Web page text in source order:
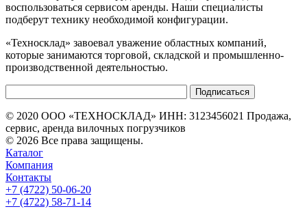
воспользоваться сервисом аренды. Наши специалисты
подберут технику необходимой конфигурации.
«Техносклад» завоевал уважение областных компаний,
которые занимаются торговой, складской и промышленно-
производственной деятельностью.
© 2020 ООО «ТЕХНОСКЛАД» ИНН: 3123456021 Продажа,
сервис, аренда вилочных погрузчиков
© 2026 Все права защищены.
Каталог
Компания
Контакты
+7 (4722) 50-06-20
+7 (4722) 58-71-14